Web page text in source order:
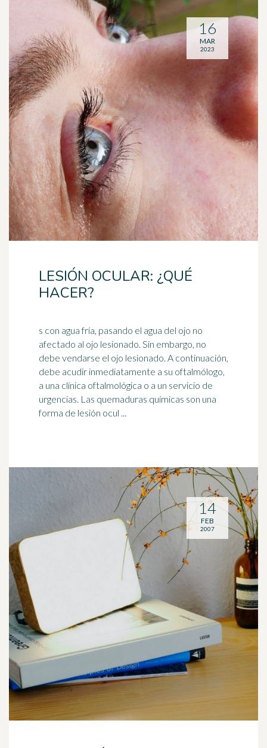
LESIÓN OCULAR: ¿QUÉ
HACER?
s con agua fría, pasando el agua del ojo no
afectado al ojo lesionado. Sin embargo, no
debe vendarse el ojo lesionado. A continuación,
debe acudir inmediatamente a su oftalmólogo,
a una clínica oftalmológica o a un servicio de
urgencias. Las quemaduras químicas son una
forma de lesión ocul ...
16
MAR
2023
14
FEB
2007